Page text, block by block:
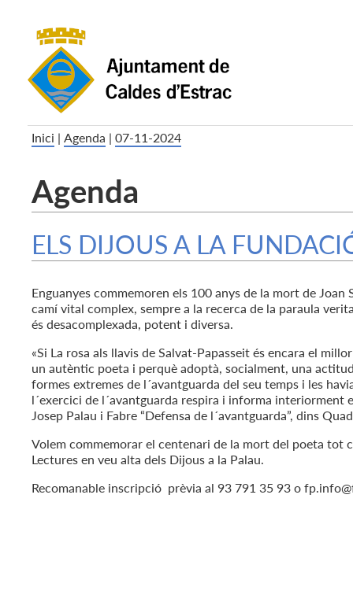
Inici | Agenda | 07-11-2024
Agenda
ELS DIJOUS A LA
Enguanyes commemoren els 100 anys de la mort de
camí vital complex, sempre a la recerca de la paraula
és desacomplexada, potent i diversa.
«Si La rosa als llavis de Salvat-Papasseit és encara el
un autèntic poeta i perquè adoptà, socialment, una
formes extremes de l´avantguarda del seu temps i les
l´exercici de l´avantguarda respira i informa interiorment
Josep Palau i Fabre “Defensa de l´avantguarda”, dins
Volem commemorar el centenari de la mort del poeta tot
Lectures en veu alta dels Dijous a la Palau.
Recomanable inscripció prèvia al 93 791 35 93 o